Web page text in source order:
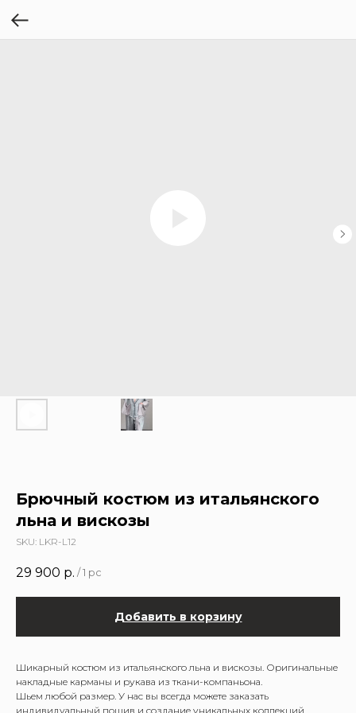
Брючный костюм из итальянского
льна и вискозы
SKU: LKR-L12
29 900 р. / 1 pc
Добавить в корзину
Шикарный костюм из итальянского льна и вискозы. Оригинальные
накладные карманы и рукава из ткани-компаньона.
Шьем любой размер. У нас вы всегда можете заказать
индивидуальный пошив и создание уникальных коллекций